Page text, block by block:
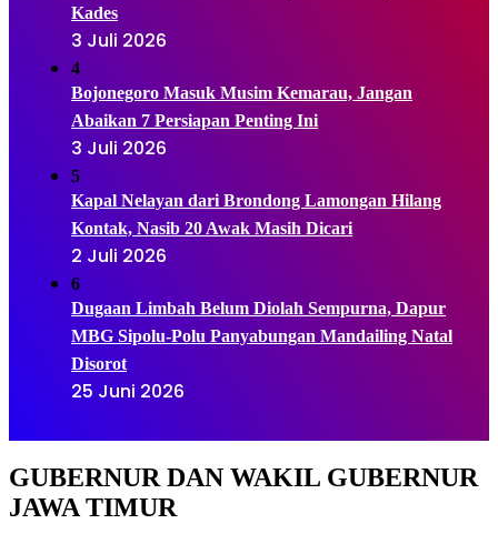
Kades
3 Juli 2026
4
Bojonegoro Masuk Musim Kemarau, Jangan
Abaikan 7 Persiapan Penting Ini
3 Juli 2026
5
Kapal Nelayan dari Brondong Lamongan Hilang
Kontak, Nasib 20 Awak Masih Dicari
2 Juli 2026
6
Dugaan Limbah Belum Diolah Sempurna, Dapur
MBG Sipolu-Polu Panyabungan Mandailing Natal
Disorot
25 Juni 2026
GUBERNUR DAN WAKIL GUBERNUR
JAWA TIMUR